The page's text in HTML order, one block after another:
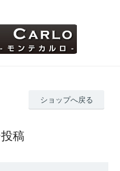
ショップへ戻る
稿